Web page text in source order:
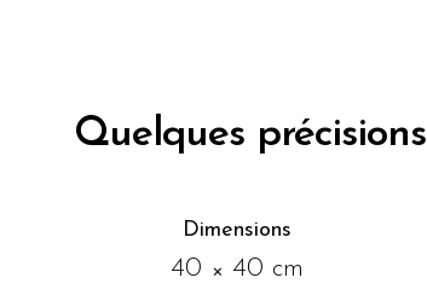
Quelques précisions
Dimensions
40 × 40 cm